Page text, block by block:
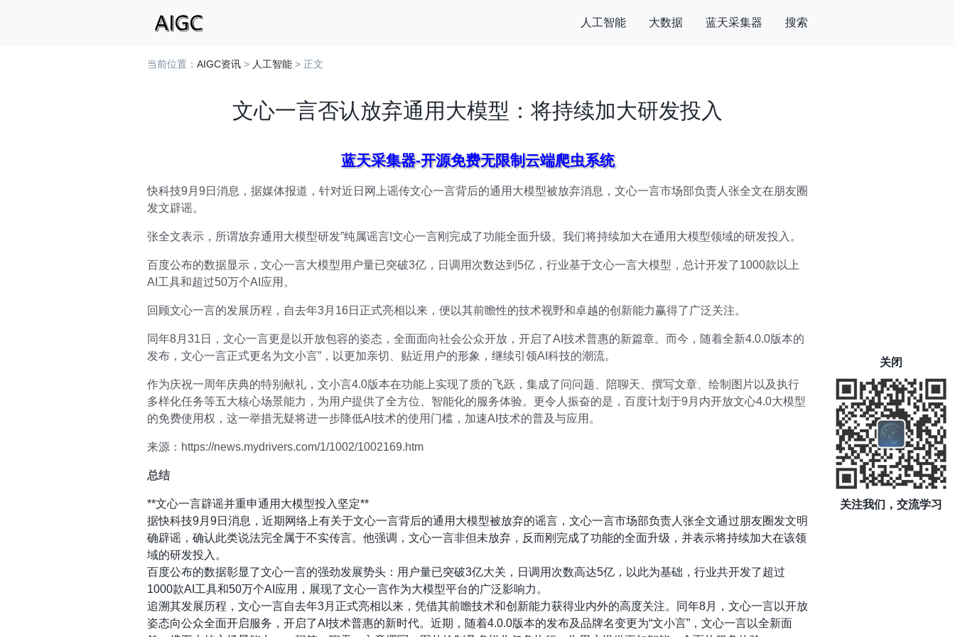
人工智能 大数据 蓝天采集器 搜索
当前位置： AIGC资讯 > 人工智能 > 正文
文心一言否认放弃通用大模型：将持续加大研发投入
蓝天采集器-开源免费无限制云端爬虫系统
快科技9月9日消息，据媒体报道，针对近日网上谣传文心一言背后的通用大模型被放弃消息，文心一言市场部负责人张全文在朋友圈
发文辟谣。
张全文表示，所谓放弃通用大模型研发”纯属谣言!文心一言刚完成了功能全面升级。我们将持续加大在通用大模型领域的研发投入。
百度公布的数据显示，文心一言大模型用户量已突破3亿，日调用次数达到5亿，行业基于文心一言大模型，总计开发了1000款以上
AI工具和超过50万个AI应用。
回顾文心一言的发展历程，自去年3月16日正式亮相以来，便以其前瞻性的技术视野和卓越的创新能力赢得了广泛关注。
同年8月31日，文心一言更是以开放包容的姿态，全面面向社会公众开放，开启了AI技术普惠的新篇章。而今，随着全新4.0.0版本的
发布，文心一言正式更名为文小言”，以更加亲切、贴近用户的形象，继续引领AI科技的潮流。
作为庆祝一周年庆典的特别献礼，文小言4.0版本在功能上实现了质的飞跃，集成了问问题、陪聊天、撰写文章、绘制图片以及执行
多样化任务等五大核心场景能力，为用户提供了全方位、智能化的服务体验。更令人振奋的是，百度计划于9月内开放文心4.0大模型
的免费使用权，这一举措无疑将进一步降低AI技术的使用门槛，加速AI技术的普及与应用。
来源：https://news.mydrivers.com/1/1002/1002169.htm
总结
**文心一言辟谣并重申通用大模型投入坚定**
据快科技9月9日消息，近期网络上有关于文心一言背后的通用大模型被放弃的谣言，文心一言市场部负责人张全文通过朋友圈发文明
确辟谣，确认此类说法完全属于不实传言。他强调，文心一言非但未放弃，反而刚完成了功能的全面升级，并表示将持续加大在该领
域的研发投入。
百度公布的数据彰显了文心一言的强劲发展势头：用户量已突破3亿大关，日调用次数高达5亿，以此为基础，行业共开发了超过
1000款AI工具和50万个AI应用，展现了文心一言作为大模型平台的广泛影响力。
追溯其发展历程，文心一言自去年3月正式亮相以来，凭借其前瞻技术和创新能力获得业内外的高度关注。同年8月，文心一言以开放
姿态向公众全面开启服务，开启了AI技术普惠的新时代。近期，随着4.0.0版本的发布及品牌名变更为“文小言”，文心一言以全新面
关闭
关注我们，交流学习